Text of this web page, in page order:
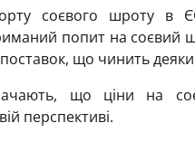
соєвого шроту в
попит на соєвий
що чинить
що ціни на
перспективі.